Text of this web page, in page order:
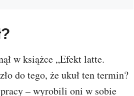
w książce „Efekt latte.
do tego, że ukuł ten termin?
– wyrobili oni w sobie